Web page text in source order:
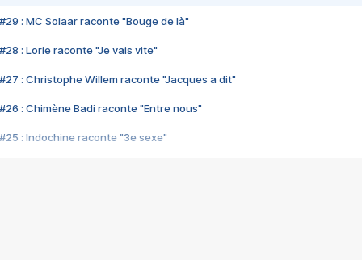
#29 : MC Solaar raconte "Bouge de là"
#28 : Lorie raconte "Je vais vite"
#27 : Christophe Willem raconte "Jacques a dit"
#26 : Chimène Badi raconte "Entre nous"
#25 : Indochine raconte "3e sexe"